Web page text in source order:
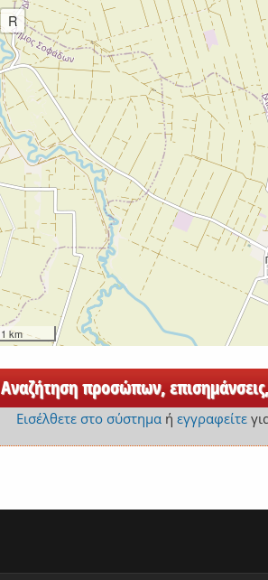
R
1 km
Αναζήτηση προσώπων,
Εισέλθετε στο σύστημα ήεγγραφείτε